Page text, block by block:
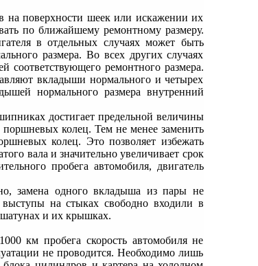
на поверхности шеек или искажении их
по ближайшему ремонтному размеру.
в отдельных случаях может быть
размера. Во всех других случаях
ремонтного размера.
вкладыши нормального и четырех
нормального размера внутренний
достигает предельной величины
колец. Тем не менее заменить
колец. Это позволяет избежать
вала и значительно увеличивает срок
пробега автомобиля, двигатель
замена одного вкладыша из пары не
на стыках свободно входили в
и их крышках.
км пробега скорость автомобиля не
не проводится. Необходимо лишь